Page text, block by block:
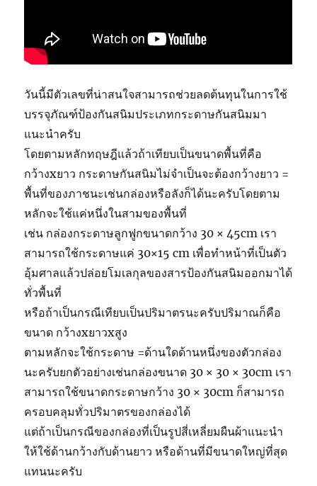
วันนี้มีตัวเลขที่น่าสนใจสามารถช่วยลดต้นทุนในการใช้
บรรจุภัณฑ์ป้องกันสนิมประเภทกระดาษกันสนิมมา
แนะนำครับ
โดยตามหลักทฤษฎีแล้วถ้าเทียบเป็นขนาดพื้นที่คือ
กว้างxยาว กระดาษกันสนิมไม่จำเป็นจะต้องกว้างยาว =
พื้นที่ของภาชนะเช่นกล่องหรือลังก็ได้นะครับโดยตาม
หลักจะใช้แค่หนึ่งในสามของพื้นที่
เช่น กล่องกระดาษลูกฟูกขนาดกว้าง 30 × 45cm เรา
สามารถใช้กระดาษแค่ 30×15 cm เพื่อทำหน้าที่เป็นตัว
อุ้มศาลแล้วปล่อยโมเลกุลของสารป้องกันสนิมออกมาได้
ทั่วพื้นที่
หรือถ้าเป็นกรณีเทียบเป็นปริมาตรนะครับปริมาณก็คือ
ขนาด กว้างxยาวxสูง
ตามหลักจะใช้กระดาษ =ด้านใดด้านหนึ่งของตัวกล่อง
นะครับยกตัวอย่างเช่นกล่องขนาด 30 × 30 × 30cm เรา
สามารถใช้ขนาดกระดาษกว้าง 30 × 30cm ก็สามารถ
ครอบคลุมทั่วปริมาตรของกล่องได้
แต่ถ้าเป็นกรณีของกล่องที่เป็นรูปสี่เหลี่ยมผืนผ้าแนะนำ
ให้ใช้ด้านกว้างกับด้านยาว หรือด้านที่มีขนาดใหญ่ที่สุด
แทนนะครับ